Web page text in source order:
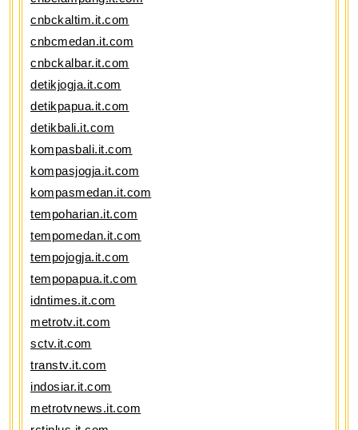
cnbckaltim.it.com
cnbcmedan.it.com
cnbckalbar.it.com
detikjogja.it.com
detikpapua.it.com
detikbali.it.com
kompasbali.it.com
kompasjogja.it.com
kompasmedan.it.com
tempoharian.it.com
tempomedan.it.com
tempojogja.it.com
tempopapua.it.com
idntimes.it.com
metrotv.it.com
sctv.it.com
transtv.it.com
indosiar.it.com
metrotvnews.it.com